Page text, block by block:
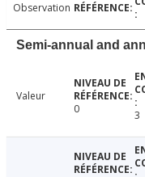
Observation
Semi-annual and
Valeur
0
3